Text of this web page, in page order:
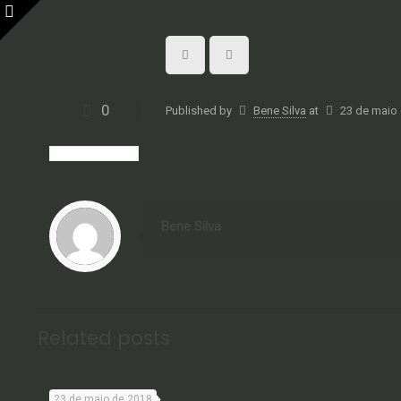
0 Published by Bene Silva at 23 de maio